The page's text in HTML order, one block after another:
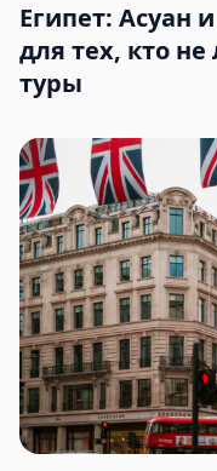
Египет: Асуан
для тех, кто
туры